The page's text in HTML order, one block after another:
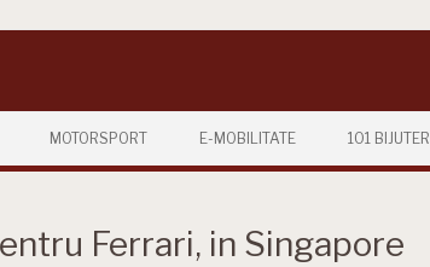
MOTORSPORT E-MOBILITATE 101 BIJUTERII
Ferrari, in Singapore